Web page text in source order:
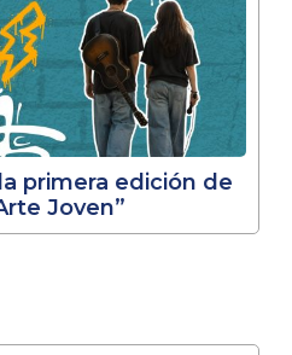
primera edición de
Joven”